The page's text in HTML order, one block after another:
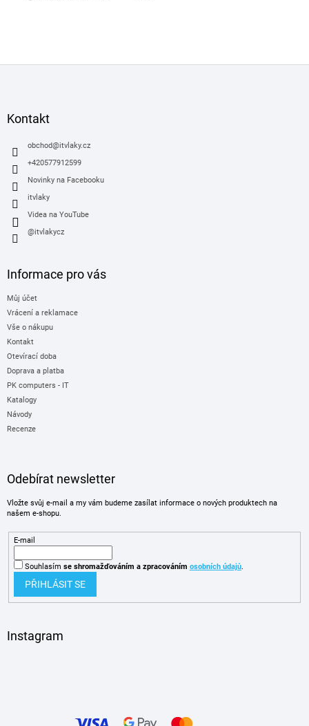
Kontakt
obchod@itvlaky.cz
+420577912599
Novinky na Facebooku
itvlaky
Videa na YouTube
@itvlakycz
Informace pro vás
Můj účet
Vrácení a reklamace
Vše o nákupu
Kontakt
Otevírací doba
Doprava a platba
PK computers - IT
Katalogy
Návody
Recenze
Odebírat newsletter
Vložte svůj e-mail a my vám budeme zasílat informace o nových produktech na
našem e-shopu.
E-mail
Souhlasím se shromažďováním a zpracováním osobních údajů.
PŘIHLÁSIT SE
Instagram